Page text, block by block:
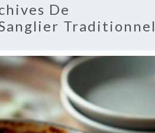
De
Traditionnel